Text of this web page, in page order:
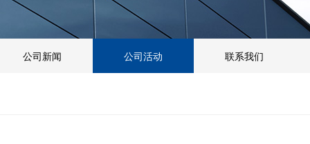
公司新闻 公司活动 联系我们